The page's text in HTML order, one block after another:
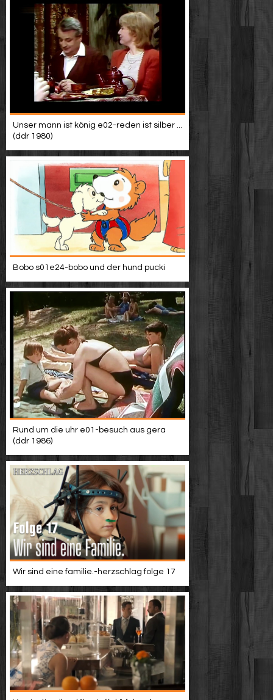
Unser mann ist könig e02-reden ist silber ...
(ddr 1980)
Bobo s01e24-bobo und der hund pucki
Rund um die uhr e01-besuch aus gera
(ddr 1986)
Wir sind eine familie.-herzschlag folge 17